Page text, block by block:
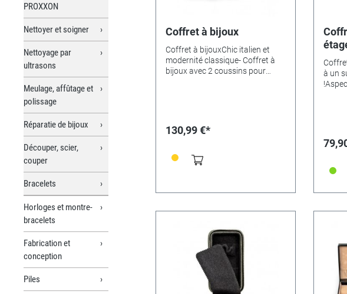
PROXXON
Nettoyer et soigner
Nettoyage par
ultrasons
Meulage, affûtage et
polissage
Réparatie de bijoux
Découper, scier,
couper
Bracelets
Horloges et montre-
bracelets
Fabrication et
conception
Piles
Coffret à bijoux
Coffret à bijouxChic italien et
modernité classique- Coffret à
bijoux avec 2 coussins pour
Made in Germany. Matériau :
noble.Couleur : noir/beige.
Dimensions : 22 x 14 x 11,5 cm.
130,99 €*
à un
mm.